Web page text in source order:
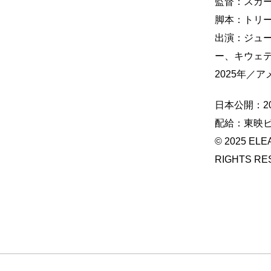
脚本：トリ
出演：ジュ
ー、キウェ
2025年／ア
日本公開：
配給：東映
© 2025
RIGHTS